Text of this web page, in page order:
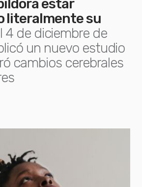
estar
literalmente su
4 de diciembre de
un nuevo estudio
cambios cerebrales